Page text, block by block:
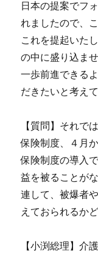
日本の提案でフ
れましたので、
これを提起いた
の中に盛り込ま
一歩前進できる
だきたいと考え
【質問】それで
保険制度、４月
保険制度の導入
益を被ることが
連して、被爆者
えておられるか
【小渕総理】介